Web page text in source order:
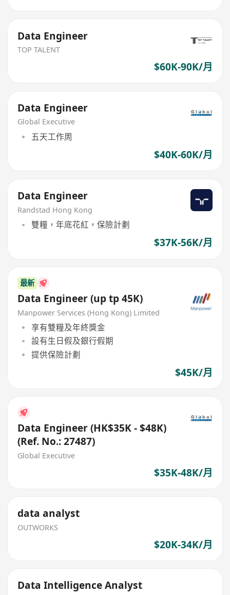
Data Engineer
TOP TALENT
$60K-90K/月
Data Engineer
Global Executive
五天工作周
$40K-60K/月
Data Engineer
Randstad Hong Kong
雙糧，年底花紅，保險計劃
$37K-56K/月
最新
Data Engineer (up tp 45K)
Manpower Services (Hong Kong) Limited
享有雙糧及年終獎金
設有生日假及銀行假期
提供保險計劃
$45K/月
Data Engineer (HK$35K - $48K)
(Ref. No.: 27487)
Global Executive
$35K-48K/月
data analyst
OUTWORKS
$20K-34K/月
Data Intelligence Analyst